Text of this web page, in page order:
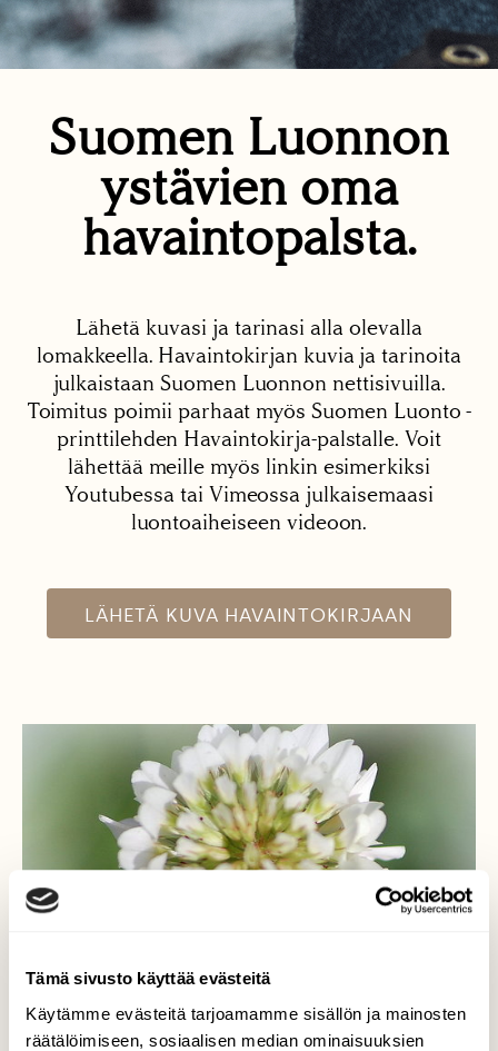
Tämä sivusto käyttää evästeitä
Käytämme evästeitä tarjoamamme sisällön ja mainosten
räätälöimiseen, sosiaalisen median ominaisuuksien
Suomen Luonnon
ystävien oma
havaintopalsta.
Lähetä kuvasi ja tarinasi alla olevalla
lomakkeella. Havaintokirjan kuvia ja tarinoita
julkaistaan Suomen Luonnon nettisivuilla.
Toimitus poimii parhaat myös Suomen Luonto -
printtilehden Havaintokirja-palstalle. Voit
lähettää meille myös linkin esimerkiksi
Youtubessa tai Vimeossa julkaisemaasi
luontoaiheiseen videoon.
LÄHETÄ KUVA HAVAINTOKIRJAAN